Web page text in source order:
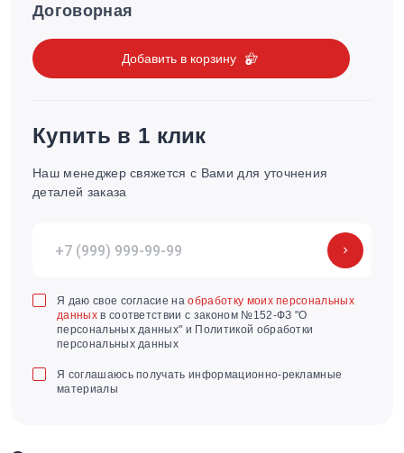
Договорная
Добавить в корзину
Купить в 1 клик
Наш менеджер свяжется с Вами для уточнения
деталей заказа
Я даю свое согласие наобработку моих персональных
данныхв соответствии с законом №152-ФЗ "О
персональных данных" и Политикой обработки
персональных данных
Я соглашаюсь получать информационно-рекламные
материалы